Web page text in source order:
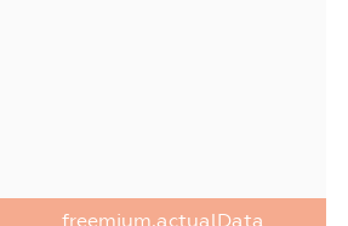
freemium.actualData